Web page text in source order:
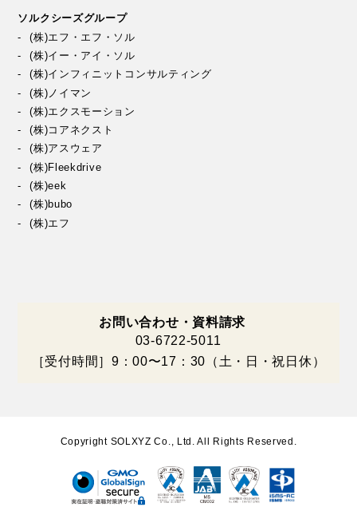
ソルクシーズグループ
(株)エフ・エフ・ソル
(株)イー・アイ・ソル
(株)インフィニットコンサルティング
(株)ノイマン
(株)エクスモーション
(株)コアネクスト
(株)アスウェア
(株)Fleekdrive
(株)eek
(株)bubo
(株)エフ
お問い合わせ・資料請求
03-6722-5011
［受付時間］9：00〜17：30（土・日・祝日休）
Copyright SOLXYZ Co., Ltd. All Rights Reserved.